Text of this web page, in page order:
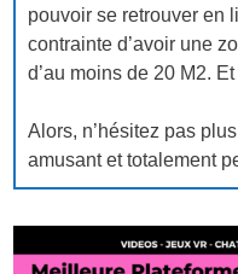
pouvoir se retrouver en
contrainte d’avoir une
d’au moins de 20 M2.
Alors, n’hésitez pas
amusant et totalement